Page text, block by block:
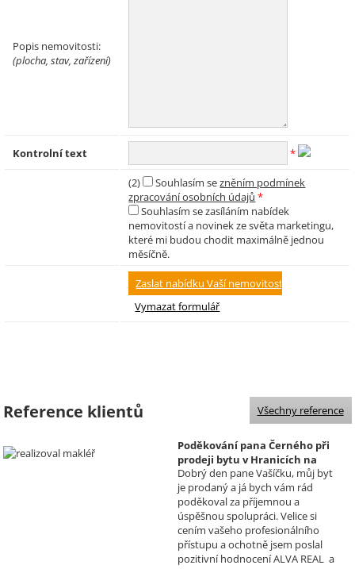
Popis nemovitosti:
(plocha, stav, zařízení)
Kontrolní text *
(2) Souhlasím sezněním podmínek
zpracování osobních údajů *
Souhlasím se zasíláním nabídek
nemovitostí a novinek ze světa marketingu,
které mi budou chodit maximálně jednou
měsíčně.
Reference klientů
Poděkování pana Černého při
prodeji bytu v Hranicích na
Moravě
Realizoval makléř: David
Vašíček
Dobrý den pane Vašíčku, můj byt
je prodaný a já bych vám rád
poděkoval za příjemnou a
úspěšnou spolupráci. Velice si
cením vašeho profesionálního
přístupu a ochotně jsem poslal
pozitivní hodnocení ALVA REAL a
Všechny reference